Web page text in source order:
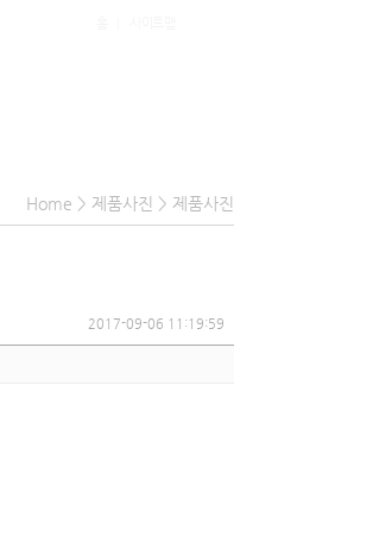
Home > 제품사진 > 제품사진
2017-09-06 11:19:59